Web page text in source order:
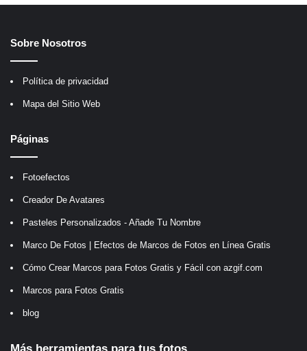
Sobre Nosotros
Política de privacidad
Mapa del Sitio Web
Páginas
Fotoefectos
Creador De Avatares
Pasteles Personalizados - Añade Tu Nombre
Marco De Fotos | Efectos de Marcos de Fotos en Línea Gratis
Cómo Crear Marcos para Fotos Gratis y Fácil con azgif.com
Marcos para Fotos Gratis
blog